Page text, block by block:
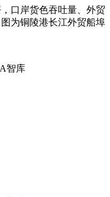
口岸货色吞吐量、外贸
为铜陵港长江外贸船埠
智库